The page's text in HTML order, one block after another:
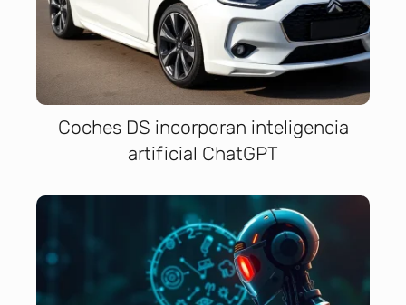
Coches DS incorporan inteligencia
artificial ChatGPT